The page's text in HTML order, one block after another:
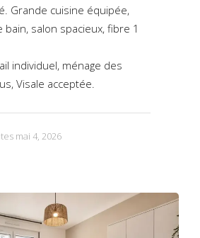
Grande cuisine équipée,
bain, salon spacieux, fibre 1
individuel, ménage des
Visale acceptée.
mai 4, 2026